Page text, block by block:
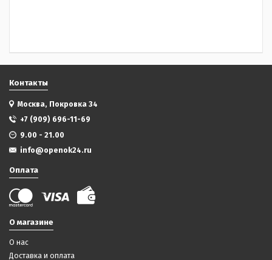
Контакты
Москва, Покровка 34
+7 (909) 696-11-69
9.00 - 21.00
info@openok24.ru
Оплата
О магазине
О нас
Доставка и оплата